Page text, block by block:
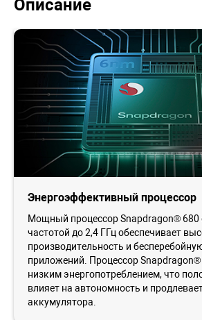
Описание
Энергоэффективный процессор
Мощный процессор Snapdragon® 680
частотой до 2,4 ГГц обеспечивает
производительность и
приложений. Процессор Snapdragon®
низким энергопотреблением, что
влияет на автономность и
аккумулятора.